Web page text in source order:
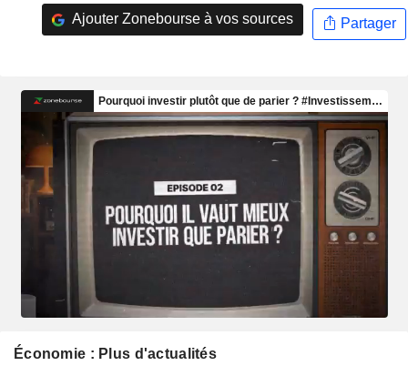
Ajouter Zonebourse à vos sources Partager
Économie : Plus d'actualités